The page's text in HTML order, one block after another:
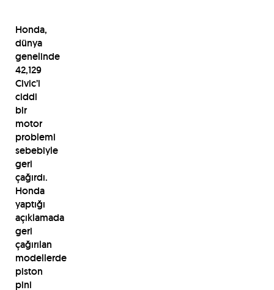
Honda,
dünya
genelinde
42,129
Civic’i
ciddi
bir
motor
problemi
sebebiyle
geri
çağırdı.
Honda
yaptığı
açıklamada
geri
çağırılan
modellerde
piston
pini